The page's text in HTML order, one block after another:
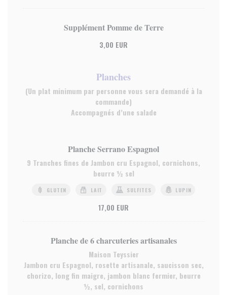
Supplément Pomme de Terre
3,00 EUR
Planches
(Un plat minimum par personne vous sera demandé à la
commande)
Accompagnés d’une salade
Planche Serrano Espagnol
9 Tranches fines de Jambon cru Espagnol, cornichons,
beurre ½ sel
GLUTEN LAIT SULFITES LUPIN
17,00 EUR
Planche de 6 charcuteries artisanales
Maison Teyssier
Jambon cru Espagnol, rosette artisanale, saucisson sec,
chorizo, long fin maigre, jambon blanc fermier, beurre
½, sel, cornichons